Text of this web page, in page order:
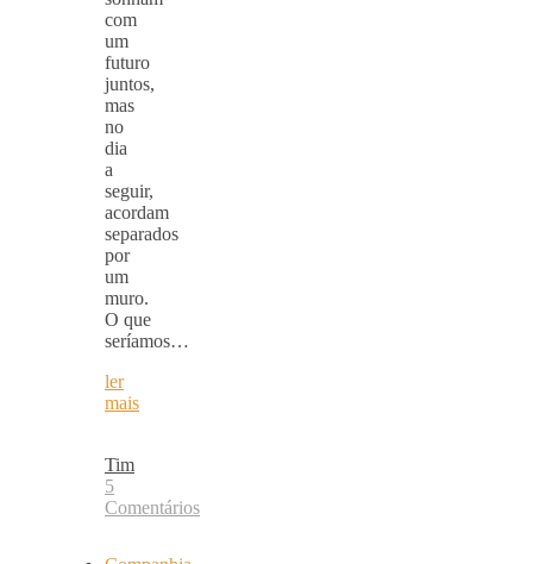
com
um
futuro
juntos,
mas
no
dia
a
seguir,
acordam
separados
por
um
muro.
O que
seríamos…
ler
mais
Tim
5
Comentários